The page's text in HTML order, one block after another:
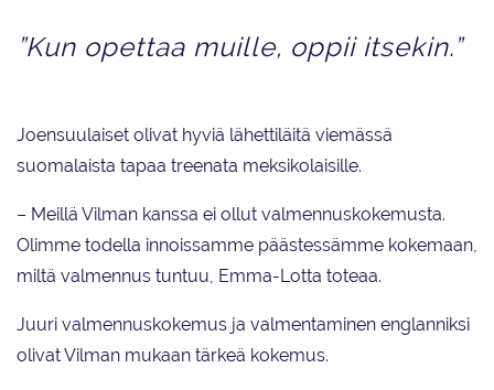
”Kun opettaa muille, oppii itsekin.”
Joensuulaiset olivat hyviä lähettiläitä viemässä
suomalaista tapaa treenata meksikolaisille.
– Meillä Vilman kanssa ei ollut valmennuskokemusta.
Olimme todella innoissamme päästessämme kokemaan,
miltä valmennus tuntuu, Emma-Lotta toteaa.
Juuri valmennuskokemus ja valmentaminen englanniksi
olivat Vilman mukaan tärkeä kokemus.